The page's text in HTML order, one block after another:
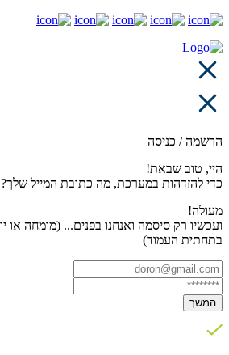
הרשמה / כניסה
היי, טוב שבאת!
כדי להזדהות במערכת, מה כתובת המייל שלך?
מעולה!
בתחתית העמוד)
המשך